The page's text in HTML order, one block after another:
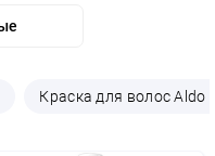
Краска для волос Aldo